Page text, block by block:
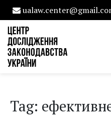
Tag: